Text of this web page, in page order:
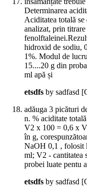
Determinarea
Aciditatea totală
analizat, prin
hidroxid de sodiu,
1%. Modul de
15....20 g din
ml apă și
etsdfs by sadfasd
adăuga 3 picături
n. % aciditate
V2 x 100 = 0,6 x
în g,
NaOH 0,1 , folosit
ml; V2 - cantitatea
probei luate pentu
etsdfs by sadfasd